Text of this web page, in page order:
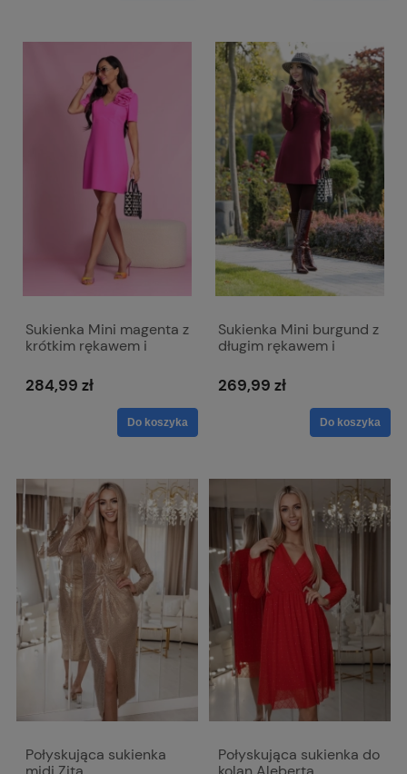
Sukienka Mini magenta z
krótkim rękawem i
Emma
284,99 zł
Do koszyka
Sukienka Mini burgund z
długim rękawem i
Emma
269,99 zł
Do koszyka
Połyskująca sukienka
Połyskująca sukienka do